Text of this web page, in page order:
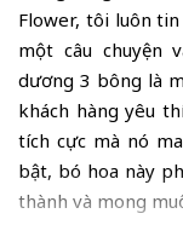
Flower, tôi luôn
một câu chuyện
dương 3 bông là
khách hàng yêu
tích cực mà nó
bật, bó hoa này
thành và mong